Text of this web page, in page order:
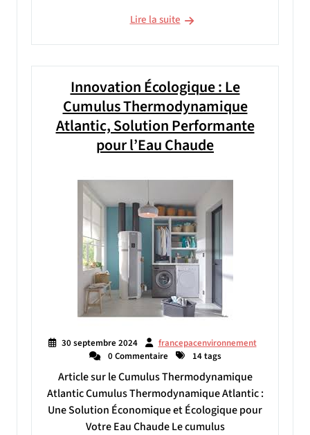
Lire la suite
Innovation Écologique : Le
Cumulus Thermodynamique
Atlantic, Solution Performante
pour l’Eau Chaude
30 septembre 2024
francepacenvironnement
0 Commentaire
14 tags
Article sur le Cumulus Thermodynamique
Atlantic Cumulus Thermodynamique Atlantic :
Une Solution Économique et Écologique pour
Votre Eau Chaude Le cumulus